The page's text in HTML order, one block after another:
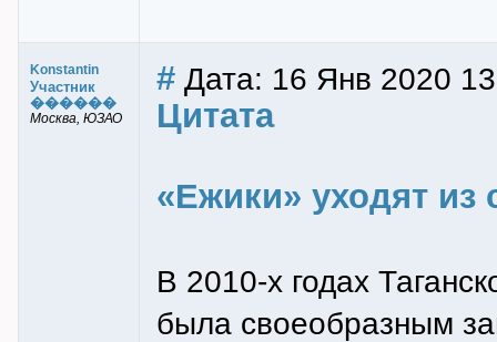
Konstantin
Участник
������
Москва, ЮЗАО
# Дата: 16 Янв 2020
Цитата
«Ежики» уходят из
В 2010-х годах
была своеобразным